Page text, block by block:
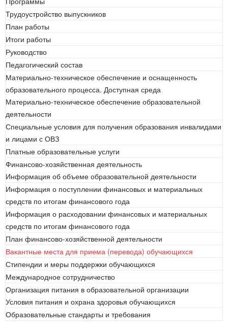
Трудоустройство выпускников
План работы
Итоги работы
Руководство
Педагогический состав
Материально-техническое обеспечение и оснащенность
образовательного процесса. Доступная среда
Материально-техническое обеспечение образовательной
деятельности
Специальные условия для получения образования инвалидами
и лицами с ОВЗ
Платные образовательные услуги
Финансово-хозяйственная деятельность
Информация об объеме образовательной деятельности
Информация о поступлении финансовых и материальных
средств по итогам финансового года
Информация о расходовании финансовых и материальных
средств по итогам финансового года
План финансово-хозяйственной деятельности
Вакантные места для приема (перевода) обучающихся
Стипендии и меры поддержки обучающихся
Международное сотрудничество
Организация питания в образовательной организации
Условия питания и охрана здоровья обучающихся
Образовательные стандарты и требования